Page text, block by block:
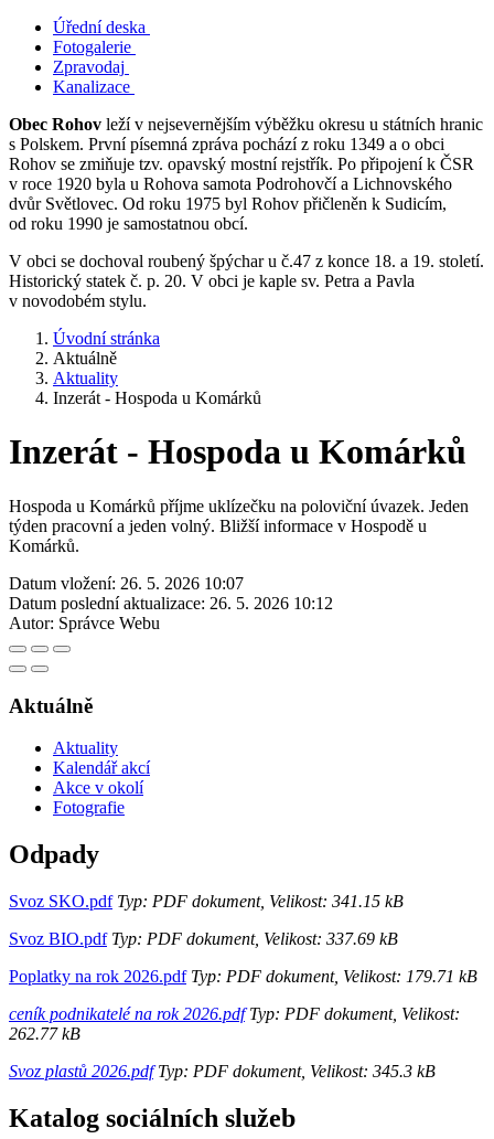
Úřední deska
Fotogalerie
Zpravodaj
Kanalizace
Obec Rohov leží v nejsevernějším výběžku okresu u státních hranic
s Polskem. První písemná zpráva pochází z roku 1349 a o obci
Rohov se zmiňuje tzv. opavský mostní rejstřík. Po připojení k ČSR
v roce 1920 byla u Rohova samota Podrohovčí a Lichnovského
dvůr Světlovec. Od roku 1975 byl Rohov přičleněn k Sudicím,
od roku 1990 je samostatnou obcí.
V obci se dochoval roubený špýchar u č.47 z konce 18. a 19. století.
Historický statek č. p. 20. V obci je kaple sv. Petra a Pavla
v novodobém stylu.
Úvodní stránka
Aktuálně
Aktuality
Inzerát - Hospoda u Komárků
Inzerát - Hospoda u Komárků
Hospoda u Komárků příjme uklízečku na poloviční úvazek. Jeden
týden pracovní a jeden volný. Bližší informace v Hospodě u
Komárků.
Datum vložení: 26. 5. 2026 10:07
Datum poslední aktualizace: 26. 5. 2026 10:12
Autor: Správce Webu
Aktuálně
Aktuality
Kalendář akcí
Akce v okolí
Fotografie
Odpady
Svoz SKO.pdfTyp: PDF dokument, Velikost: 341.15 kB
Svoz BIO.pdfTyp: PDF dokument, Velikost: 337.69 kB
Poplatky na rok 2026.pdfTyp: PDF dokument, Velikost: 179.71 kB
ceník podnikatelé na rok 2026.pdfTyp: PDF dokument, Velikost:
262.77 kB
Svoz plastů 2026.pdfTyp: PDF dokument, Velikost: 345.3 kB
Katalog sociálních služeb